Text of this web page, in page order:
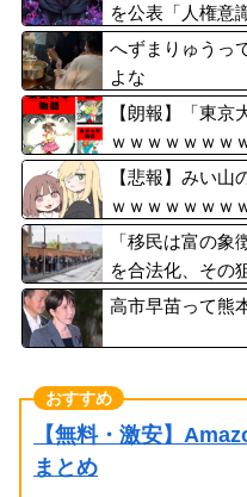
を公表「人権意
る漫画家を別名
へずまりゅうっ
よな
【朗報】「東京
ｗｗｗｗｗｗｗ
【悲報】みい
ｗｗｗｗｗｗｗ
「移民は富の
を合法化、その
高市早苗って熊
【無料・激安】
まとめ